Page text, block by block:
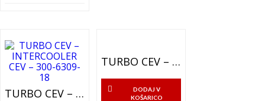
TURBO CEV – INTERCOOLER CEV – 300-6309-18
TURBO CEV – INTERCOOLER CEV – 300-44284-20
DODAJ V
KOŠARICO